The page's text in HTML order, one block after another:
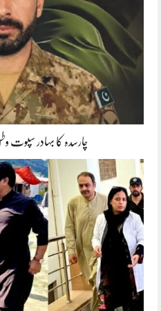
چارسدہ کا بہادر سپوت